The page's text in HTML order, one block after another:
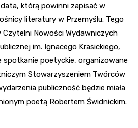
którą powinni zapisać w
literatury w Przemyślu. Tego
Czytelni Nowości Wydawniczych
im. Ignacego Krasickiego,
poetyckie, organizowane
Stowarzyszeniem Twórców
publiczność będzie miała
poetą Robertem Świdnickim.